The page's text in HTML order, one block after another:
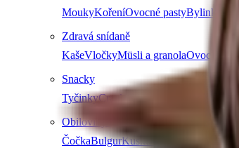
MoukyKořeníOvocné pastyBylinky
Zdravá snídaně
KašeVločkyMüsli a granolaOvoce do
Snacky
TyčinkyCrackeryBezlepkové křupky
Obiloviny a luštěniny
ČočkaBulgurKuskusTěstoviny